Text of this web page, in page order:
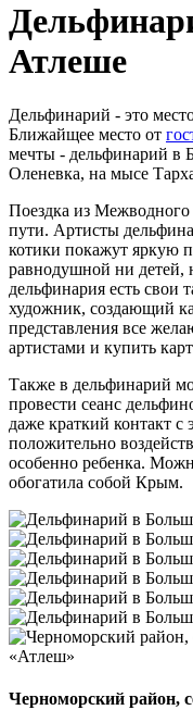
Атлеше
Дельфинарий - это
Ближайщее место от
мечты - дельфинарий в
Оленевка, на мысе
Поездка из
пути. Артисты
котики покажут яркую
равнодушной ни детей,
дельфинария есть свои
художник, создающий
представления все
артистами и купить
Также в дельфинарий
провести сеанс
даже краткий контакт
положительно
особенно ребенка.
обогатила собой Крым.
Черноморский район,